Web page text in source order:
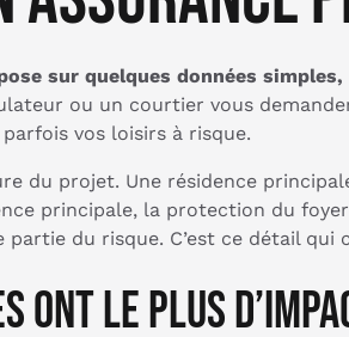
sur quelques données
ou un courtier vous
vos loisirs à risque.
du projet. Une résidence
principale, la protection du
du risque. C’est ce détail qui
ont le plus